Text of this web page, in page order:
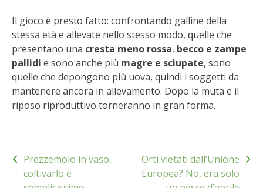
PELLENC
MEDICINA DEI SEMPLICI
SCONTI NOVEMBRE
HUSQVARNA
ZAPI GARDEN
Il gioco è presto fatto: confrontando galline della
stessa età e allevate nello stesso modo, quelle che
presentano una cresta meno rossa, becco e zampe
pallidi e sono anche più magre e sciupate, sono
quelle che depongono più uova, quindi i soggetti da
mantenere ancora in allevamento. Dopo la muta e il
riposo riproduttivo torneranno in gran forma.
articoli
Prezzemolo in vaso,
coltivarlo è
Orti vietati dall’Unione
Europea? No, era solo